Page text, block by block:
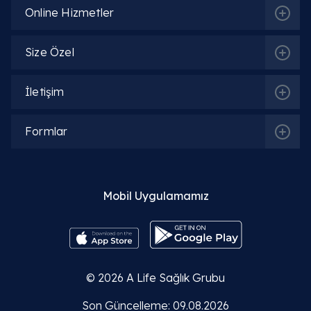
Kolşisine dirençli FMF hastaları için alternatif
FMF hastaları beslenmede nelere dikkat
Online Hizmetler
Size Özel
İletişim
Formlar
Mobil Uygulamamız
© 2026 A Life Sağlık Grubu
Son Güncelleme: 09.08.2026